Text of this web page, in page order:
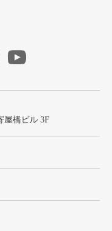
屋橋ビル 3F